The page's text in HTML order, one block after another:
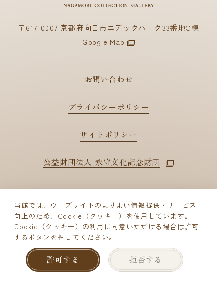
当館では、ウェブサイトのよりよい情報提供・サービス
向上のため、Cookie（クッキー）を使用しています。
Cookie（クッキー）の利用に同意いただける場合は許可
するボタンを押してください。
許可する 拒否する
ご来館予約
〒617-0007 京都府向日市ニデックパーク33番地C棟
Google Map
お問い合わせ
プライバシーポリシー
サイトポリシー
公益財団法人 永守文化記念財団
© Nagamori Culture Foundation